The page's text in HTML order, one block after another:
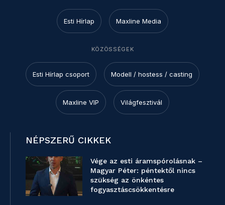
Esti Hírlap Maxline Media
KÖZÖSSÉGEK
Esti Hírlap csoport Modell / hostess / casting
Maxline VIP Világfesztivál
NÉPSZERŰ CIKKEK
Vége az esti áramspórolásnak –
Magyar Péter: péntektől nincs
szükség az önkéntes
fogyasztáscsökkentésre